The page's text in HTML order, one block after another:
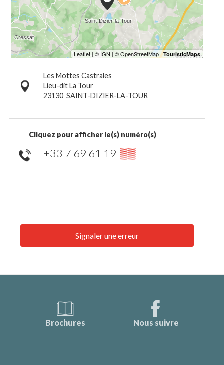
Les Mottes Castrales
Lieu-dit La Tour
23130 SAINT-DIZIER-LA-TOUR
Cliquez pour afficher le(s) numéro(s)
+33 7 69 61 19 ▒▒
Signaler une erreur
Brochures Nous suivre